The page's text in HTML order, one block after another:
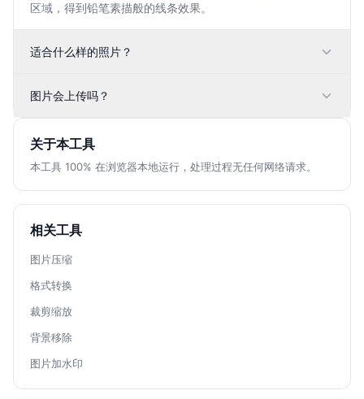
区域，得到铅笔素描般的线条效果。
适合什么样的照片？
图片会上传吗？
关于本工具
本工具 100% 在浏览器本地运行，处理过程无任何网络请求。
相关工具
图片压缩
格式转换
裁剪缩放
背景移除
图片加水印